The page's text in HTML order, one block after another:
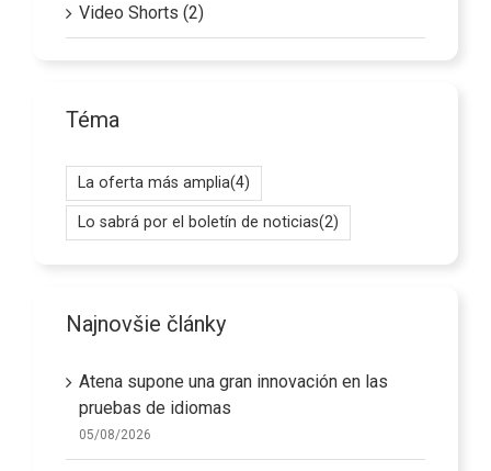
Video Shorts (2)
Téma
La oferta más amplia(4)
Lo sabrá por el boletín de noticias(2)
Najnovšie články
Atena supone una gran innovación en las
pruebas de idiomas
05/08/2026